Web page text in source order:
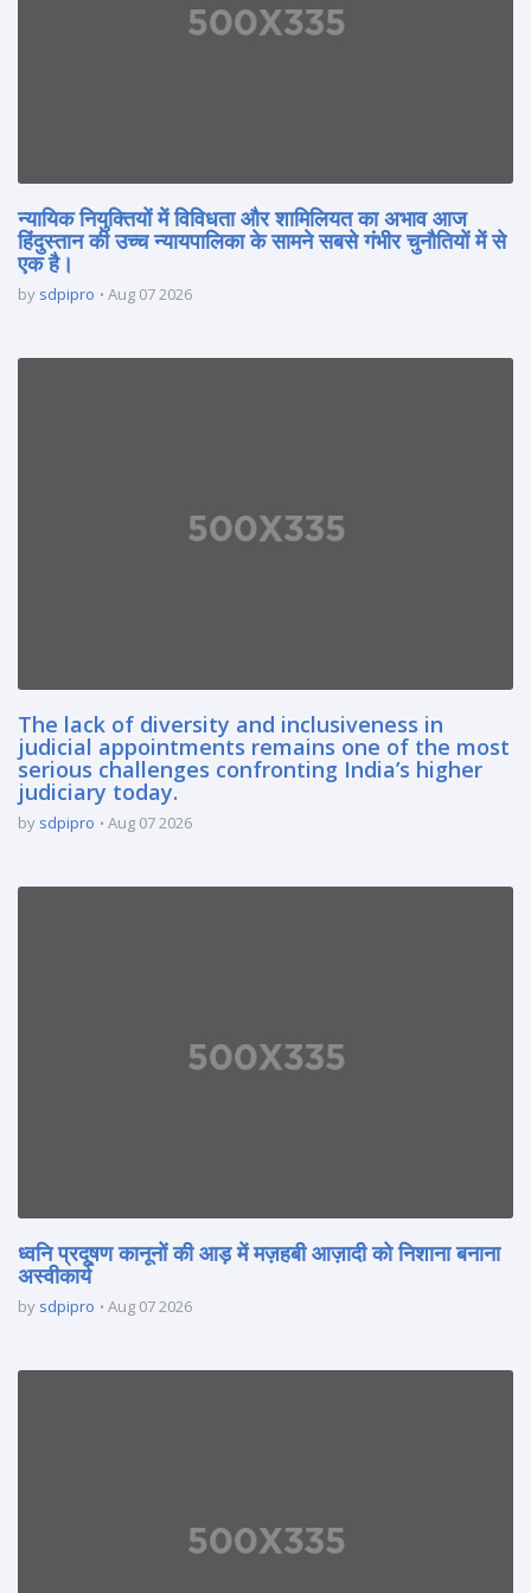
न्यायिक नियुक्तियों में विविधता और शामिलियत का अभाव आज
हिंदुस्तान की उच्च न्यायपालिका के सामने सबसे गंभीर चुनौतियों में से
एक है।
by sdpipro Aug 07 2026
The lack of diversity and inclusiveness in
judicial appointments remains one of the most
serious challenges confronting India’s higher
judiciary today.
by sdpipro Aug 07 2026
ध्वनि प्रदूषण कानूनों की आड़ में मज़हबी आज़ादी को निशाना बनाना
अस्वीकार्य
by sdpipro Aug 07 2026